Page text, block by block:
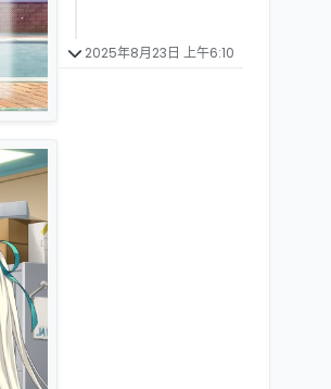
2025年8月23日 上午6:10